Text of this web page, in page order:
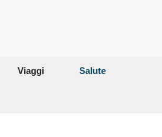
Viaggi Salute